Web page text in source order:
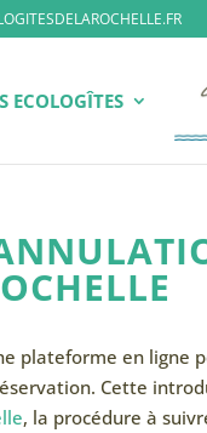
ECOLOGÎTES
plateforme en ligne
Cette
, la procédure à